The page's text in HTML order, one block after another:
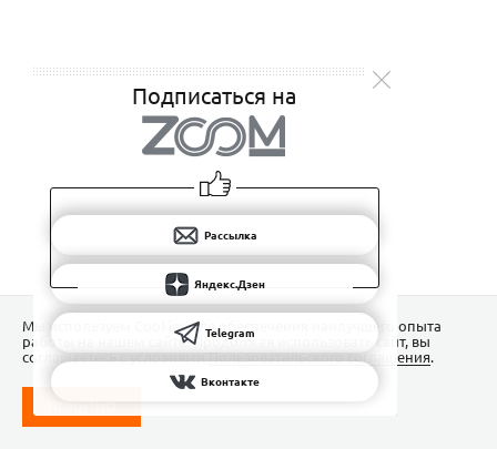
Подписаться на
Рассылка
Яндекс.Дзен
Telegram
Вконтакте
Мы используем Сookies для обеспечения наилучшего опыта
работы на нашем сайте. Продолжая использовать сайт, вы
соглашаетесь с условиямиПользовательского соглашения.
ПОНЯТНО